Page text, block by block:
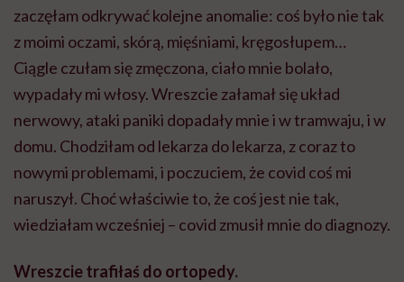
zaczęłam odkrywać kolejne anomalie: coś było nie tak
z moimi oczami, skórą, mięśniami, kręgosłupem…
Ciągle czułam się zmęczona, ciało mnie bolało,
wypadały mi włosy. Wreszcie załamał się układ
nerwowy, ataki paniki dopadały mnie i w tramwaju, i w
domu. Chodziłam od lekarza do lekarza, z coraz to
nowymi problemami, i poczuciem, że covid coś mi
naruszył. Choć właściwie to, że coś jest nie tak,
wiedziałam wcześniej – covid zmusił mnie do diagnozy.
Wreszcie trafiłaś do ortopedy.